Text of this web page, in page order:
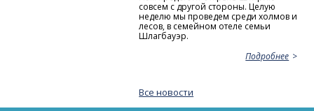
совсем с другой стороны. Целую
неделю мы проведем среди холмов и
лесов, в семейном отеле семьи
Шлагбауэр.
Подробнее
Все новости